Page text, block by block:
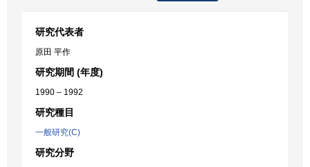
研究代表者
原田 平作
研究期間 (年度)
1990 – 1992
研究種目
一般研究(C)
研究分野